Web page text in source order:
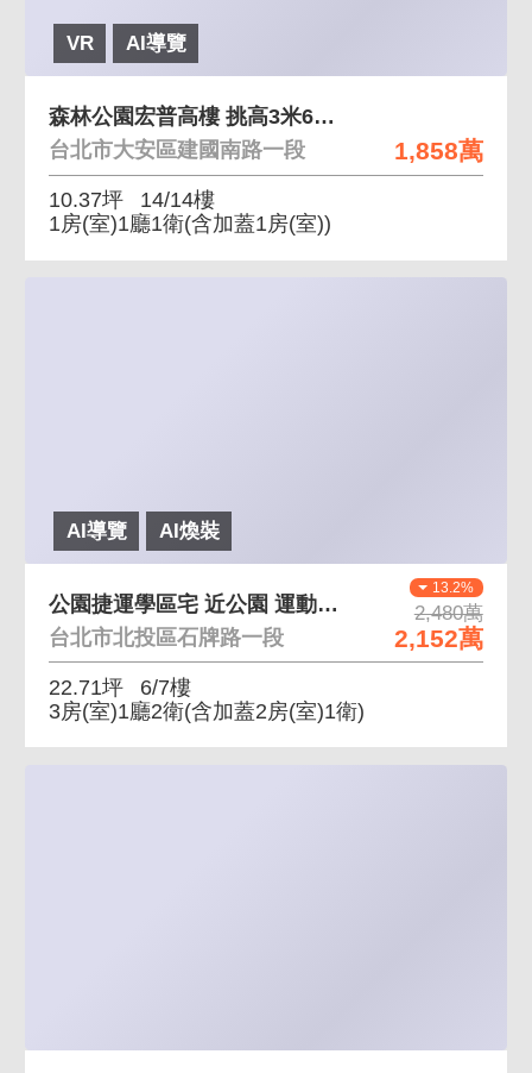
VR AI導覽
1,858萬
森林公園宏普高樓 挑高3米6，後棟高樓安靜視野佳
台北市大安區建國南路一段
10.37坪
14/14樓
1房(室)1廳1衛(含加蓋1房(室))
AI導覽 AI煥裝
13.2%
2,480萬
2,152萬
公園捷運學區宅 近公園 運動中心 簡單單純
台北市北投區石牌路一段
22.71坪
6/7樓
3房(室)1廳2衛(含加蓋2房(室)1衛)